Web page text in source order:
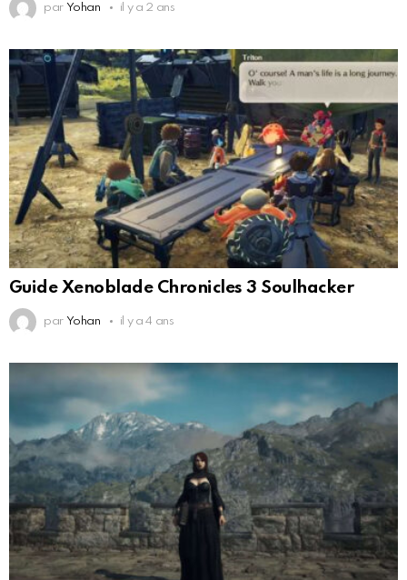
par Yohan il y a 2 ans
Guide Xenoblade Chronicles 3 Soulhacker
par Yohan il y a 4 ans